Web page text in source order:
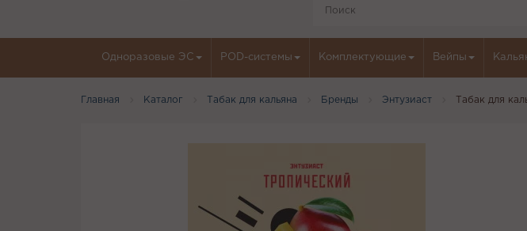
Одноразовые ЭС POD-системы Комплектующие Вейпы
Главная Каталог Табак для кальяна Бренды Энтузиаст Табак для